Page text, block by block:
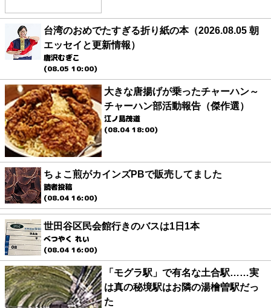
台湾のおめでたすぎる折り紙の本（2026.08.05 朝
エッセイと更新情報）
唐沢むぎこ
(08.05 10:00)
大きな唐揚げが乗ったチャーハン～
チャーハン部活動報告（傑作選）
江ノ島茂道
(08.04 18:00)
ちょこ煎がカインズPBで販売してました
読者投稿
(08.04 16:00)
世田谷区民会館行きのバスは1日1本
べつやく れい
(08.04 16:00)
「モグラ駅」で有名な土合駅……実
は真の秘境駅はお隣の湯檜曽駅だっ
た